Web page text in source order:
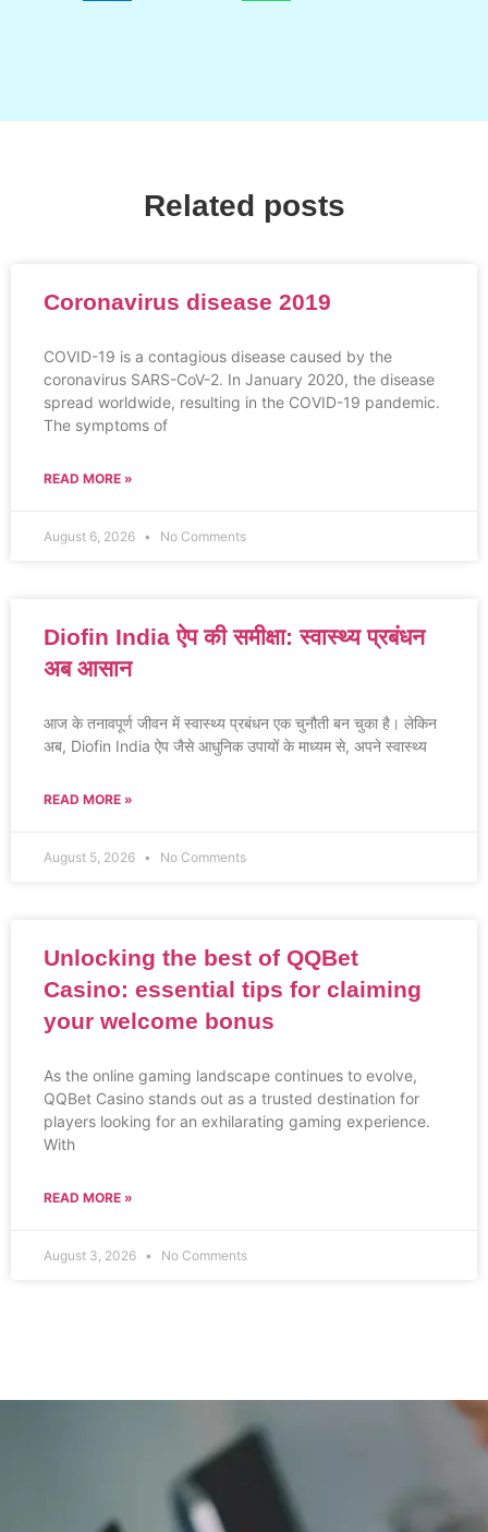
Related posts
Coronavirus disease 2019
COVID-19 is a contagious disease caused by the
coronavirus SARS-CoV-2. In January 2020, the disease
spread worldwide, resulting in the COVID-19 pandemic.
The symptoms of
READ MORE »
August 6, 2026 No Comments
Diofin India ऐप की समीक्षा: स्वास्थ्य प्रबंधन
अब आसान
आज के तनावपूर्ण जीवन में स्वास्थ्य प्रबंधन एक चुनौती बन चुका है। लेकिन
अब, Diofin India ऐप जैसे आधुनिक उपायों के माध्यम से, अपने स्वास्थ्य
READ MORE »
August 5, 2026 No Comments
Unlocking the best of QQBet
Casino: essential tips for claiming
your welcome bonus
As the online gaming landscape continues to evolve,
QQBet Casino stands out as a trusted destination for
players looking for an exhilarating gaming experience.
With
READ MORE »
August 3, 2026 No Comments